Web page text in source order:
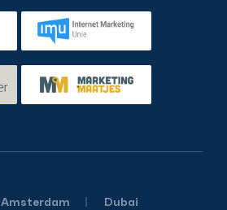
Amsterdam Dubai